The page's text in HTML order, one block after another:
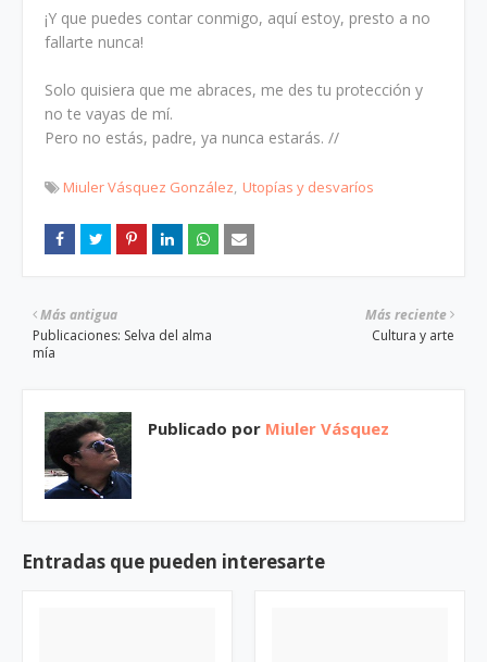
¡Y que puedes contar conmigo, aquí estoy, presto a no
fallarte nunca!
Solo quisiera que me abraces, me des tu protección y
no te vayas de mí.
Pero no estás, padre, ya nunca estarás. //
Miuler Vásquez González Utopías y desvaríos
Más reciente
Cultura y arte
Más antigua
Publicaciones: Selva del alma
mía
Publicado por Miuler Vásquez
Entradas que pueden interesarte